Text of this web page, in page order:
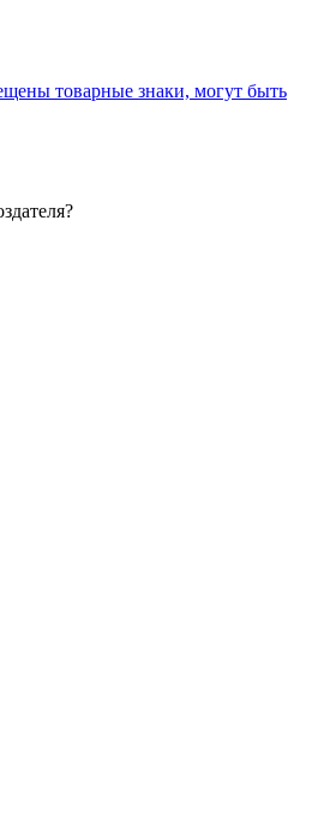
товарные знаки, могут быть